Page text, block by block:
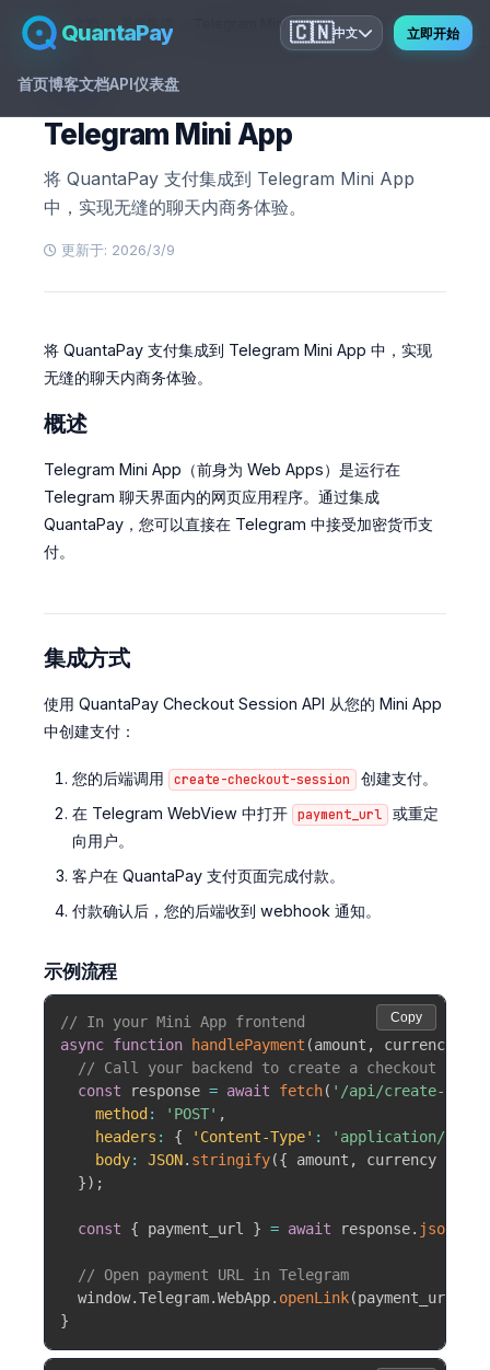
QuantaPay
首页博客文档API仪表盘
🇨🇳中文 立即开始
首页 文档 系统集成 Telegram Mini App
GUIDE
Telegram Mini App
将 QuantaPay 支付集成到 Telegram Mini App
中，实现无缝的聊天内商务体验。
更新于: 2026/3/9
将 QuantaPay 支付集成到 Telegram Mini App 中，实现
无缝的聊天内商务体验。
概述
Telegram Mini App（前身为 Web Apps）是运行在
Telegram 聊天界面内的网页应用程序。通过集成
QuantaPay，您可以直接在 Telegram 中接受加密货币支
付。
集成方式
使用 QuantaPay Checkout Session API 从您的 Mini App
中创建支付：
您的后端调用 create-checkout-session
创建支付。
在 Telegram WebView 中打开 payment_url
或重定
向用户。
客户在 QuantaPay 支付页面完成付款。
付款确认后，您的后端收到 webhook 通知。
示例流程
// In your Mini App frontend
async function handlePayment (amount , currency
// Call your backend to create a checkout
const response = await fetch( '/api/create-
method : 'POST' ,
headers : { 'Content-Type' :
'application/json'
body: JSON. stringify({ amount , currency
}) ;
const { payment_url } = await response. json
// Open payment URL in Telegram
  window
.Telegram.WebApp. openLink(payment_url
}
Copy